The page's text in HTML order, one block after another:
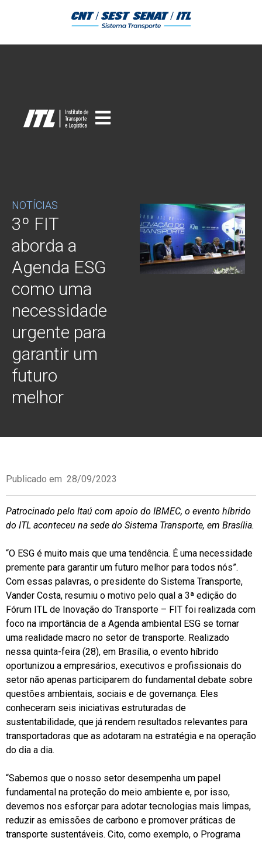
NOTÍCIAS
3º FIT
aborda a
Agenda ESG
como uma
necessidade
urgente para
garantir um
futuro
melhor
Publicado em 28/09/2023
Patrocinado pelo Itaú com apoio do IBMEC, o evento híbrido
do ITL aconteceu na sede do Sistema Transporte, em Brasília.
“O ESG é muito mais que uma tendência. É uma necessidade
premente para garantir um futuro melhor para todos nós”.
Com essas palavras, o presidente do Sistema Transporte,
Vander Costa, resumiu o motivo pelo qual a 3ª edição do
Fórum ITL de Inovação do Transporte – FIT foi realizada com
foco na importância de a Agenda ambiental ESG se tornar
uma realidade macro no setor de transporte. Realizado
nessa quinta-feira (28), em Brasília, o evento híbrido
oportunizou a empresários, executivos e profissionais do
setor não apenas participarem do fundamental debate sobre
questões ambientais, sociais e de governança. Eles
conheceram seis iniciativas estruturadas de
sustentabilidade, que já rendem resultados relevantes para
transportadoras que as adotaram na estratégia e na operação
do dia a dia.
“Sabemos que o nosso setor desempenha um papel
fundamental na proteção do meio ambiente e, por isso,
devemos nos esforçar para adotar tecnologias mais limpas,
reduzir as emissões de carbono e promover práticas de
transporte sustentáveis. Cito, como exemplo, o Programa